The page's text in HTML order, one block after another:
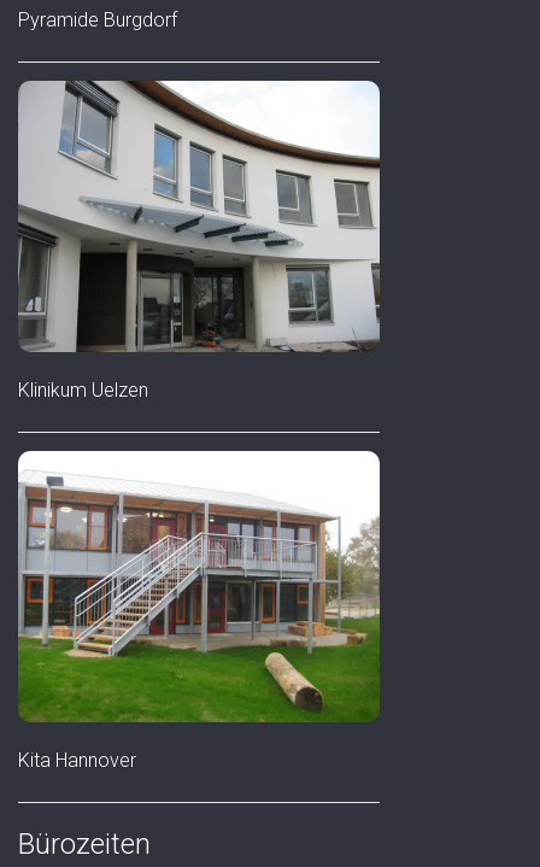
Pyramide Burgdorf
Klinikum Uelzen
Kita Hannover
Bürozeiten